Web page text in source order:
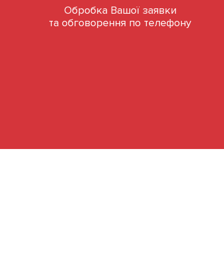
Обробка Вашої заявки
та обговорення по телефону